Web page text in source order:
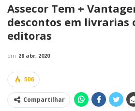
Assecor Tem +
descontos em livrarias
editoras
em 28 abr, 2020
506
Compartilhar